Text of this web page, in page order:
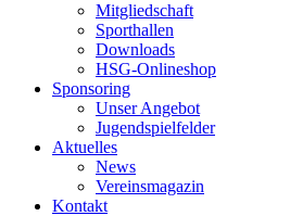
Mitgliedschaft
Sporthallen
Downloads
HSG-Onlineshop
Sponsoring
Unser Angebot
Jugendspielfelder
Aktuelles
News
Vereinsmagazin
Kontakt